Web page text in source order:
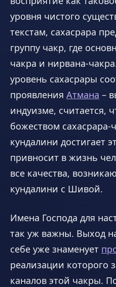
уровня чистого
текстам, сахасрара
группу чакр, где
чакра и нирвана-
уровень сахасрары
проявления Атмана –
индуизме, считается,
божеством сахасрара-
кундалини достигает
привносит в жизнь
все качества,
кундалини с Шивой.
Имена Господа для
так уж важны. Выход
себе уже знаменует
реализации которого
каналов этой чакры.